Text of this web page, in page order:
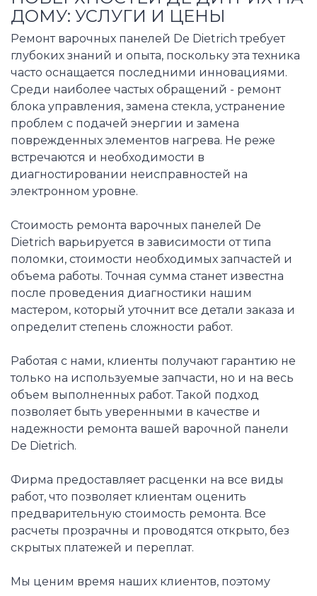
ДОМУ: УСЛУГИ И ЦЕНЫ
Ремонт варочных панелей De Dietrich требует
глубоких знаний и опыта, поскольку эта техника
часто оснащается последними инновациями.
Среди наиболее частых обращений - ремонт
блока управления, замена стекла, устранение
проблем с подачей энергии и замена
поврежденных элементов нагрева. Не реже
встречаются и необходимости в
диагностировании неисправностей на
электронном уровне.
Стоимость ремонта варочных панелей De
Dietrich варьируется в зависимости от типа
поломки, стоимости необходимых запчастей и
объема работы. Точная сумма станет известна
после проведения диагностики нашим
мастером, который уточнит все детали заказа и
определит степень сложности работ.
Работая с нами, клиенты получают гарантию не
только на используемые запчасти, но и на весь
объем выполненных работ. Такой подход
позволяет быть уверенными в качестве и
надежности ремонта вашей варочной панели
De Dietrich.
Фирма предоставляет расценки на все виды
работ, что позволяет клиентам оценить
предварительную стоимость ремонта. Все
расчеты прозрачны и проводятся открыто, без
скрытых платежей и переплат.
Мы ценим время наших клиентов, поэтому